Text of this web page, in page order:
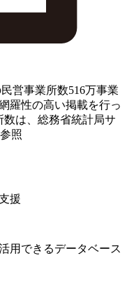
営事業所数516万事業
羅性の高い掲載を行っ
は、総務省統計局サ
照
援
用できるデータベース